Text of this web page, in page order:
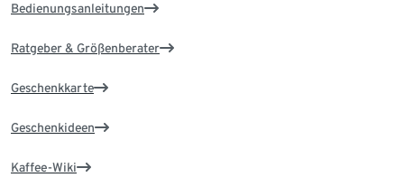
Bedienungsanleitungen
Ratgeber & Größenberater
Geschenkkarte
Geschenkideen
Kaffee-Wiki